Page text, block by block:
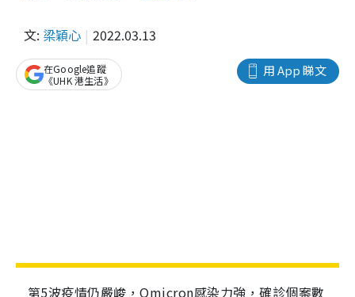
文: 梁穎心 2022.03.13
用 App 睇文
在Google追蹤
《UHK 港生活》
第5波疫情仍嚴峻，Omicron感染力強，確診個案數